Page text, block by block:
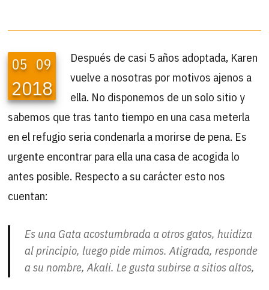
05 09
2018
Después de casi 5 años adoptada, Karen
vuelve a nosotras por motivos ajenos a
ella. No disponemos de un solo sitio y
sabemos que tras tanto tiempo en una casa meterla
en el refugio seria condenarla a morirse de pena. Es
urgente encontrar para ella una casa de acogida lo
antes posible. Respecto a su carácter esto nos
cuentan:
Es una Gata acostumbrada a otros gatos, huidiza
al principio, luego pide mimos. Atigrada, responde
a su nombre, Akali. Le gusta subirse a sitios altos,